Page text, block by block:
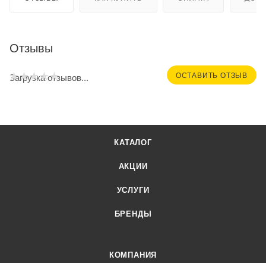
Отзывы
ОСТАВИТЬ ОТЗЫВ
Загрузка отзывов...
КАТАЛОГ
АКЦИИ
УСЛУГИ
БРЕНДЫ
КОМПАНИЯ